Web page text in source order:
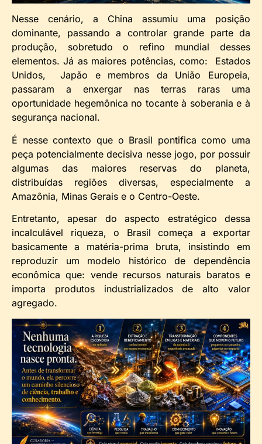
Nesse cenário, a China assumiu uma posição
dominante, passando a controlar grande parte da
produção, sobretudo o refino mundial desses
elementos. Já as maiores potências, como: Estados
Unidos, Japão e membros da União Europeia,
passaram a enxergar nas terras raras uma
oportunidade hegemônica no tocante à soberania e à
segurança nacional.
É nesse contexto que o Brasil pontifica como uma
peça potencialmente decisiva nesse jogo, por possuir
algumas das maiores reservas do planeta,
distribuídas regiões diversas, especialmente a
Amazônia, Minas Gerais e o Centro-Oeste.
Entretanto, apesar do aspecto estratégico dessa
incalculável riqueza, o Brasil começa a exportar
basicamente a matéria-prima bruta, insistindo em
reproduzir um modelo histórico de dependência
econômica que: vende recursos naturais baratos e
importa produtos industrializados de alto valor
agregado.